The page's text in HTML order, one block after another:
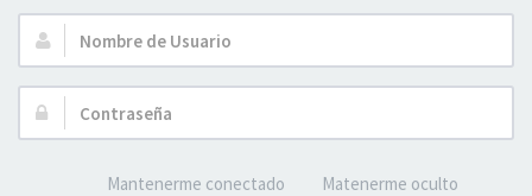
Nombre
de
Usuario:
Contraseña:
Mantenerme conectado Matenerme oculto